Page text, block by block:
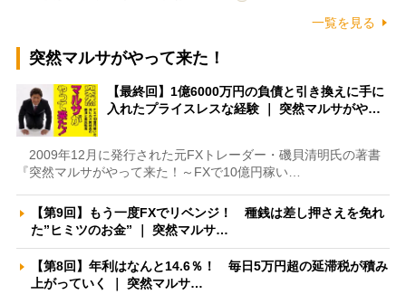
一覧を見る
突然マルサがやって来た！
【最終回】1億6000万円の負債と引き換えに手に
入れたプライスレスな経験 ｜ 突然マルサがや…
2009年12月に発行された元FXトレーダー・磯貝清明氏の著書
『突然マルサがやって来た！～FXで10億円稼い…
【第9回】もう一度FXでリベンジ！ 種銭は差し押さえを免れ
た”ヒミツのお金” ｜ 突然マルサ…
【第8回】年利はなんと14.6％！ 毎日5万円超の延滞税が積み
上がっていく ｜ 突然マルサ…